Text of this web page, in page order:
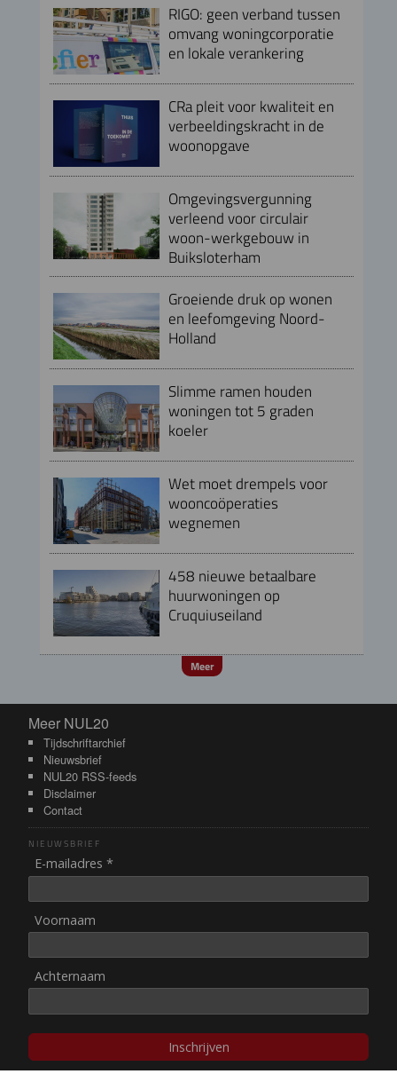
RIGO: geen verband tussen
omvang woningcorporatie
en lokale verankering
CRa pleit voor kwaliteit en
verbeeldingskracht in de
woonopgave
Omgevingsvergunning
verleend voor circulair
woon-werkgebouw in
Buiksloterham
Groeiende druk op wonen
en leefomgeving Noord-
Holland
Slimme ramen houden
woningen tot 5 graden
koeler
Wet moet drempels voor
wooncoöperaties
wegnemen
458 nieuwe betaalbare
huurwoningen op
Cruquiuseiland
Meer
Meer NUL20
Meer NUL20
Tijdschriftarchief
Nieuwsbrief
NUL20 RSS-feeds
Disclaimer
Contact
NIEUWSBRIEF
E-mailadres *
Voornaam
Achternaam
Inschrijven